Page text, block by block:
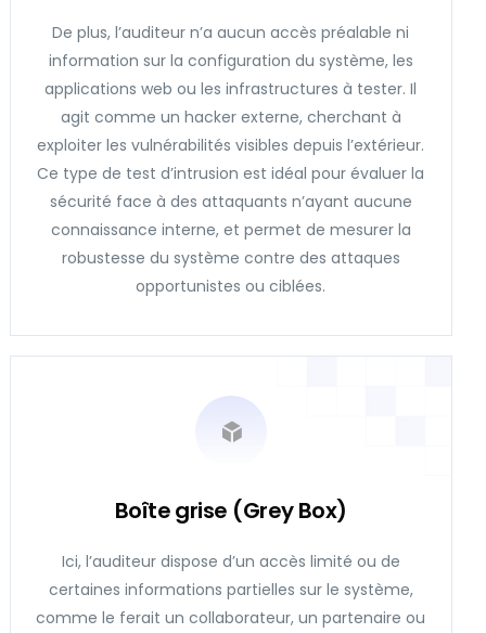
De plus, l’auditeur n’a aucun accès préalable ni
information sur la configuration du système, les
applications web ou les infrastructures à tester. Il
agit comme un hacker externe, cherchant à
exploiter les vulnérabilités visibles depuis l’extérieur.
Ce type de test d’intrusion est idéal pour évaluer la
sécurité face à des attaquants n’ayant aucune
connaissance interne, et permet de mesurer la
robustesse du système contre des attaques
opportunistes ou ciblées.
Boîte grise (Grey Box)
Ici, l’auditeur dispose d’un accès limité ou de
certaines informations partielles sur le système,
comme le ferait un collaborateur, un partenaire ou